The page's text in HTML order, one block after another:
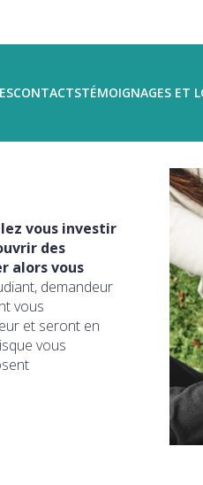
CONTACTSTÉMOIGNAGES ET
vous investir
des
alors vous
demandeur
vous
et seront en
vous